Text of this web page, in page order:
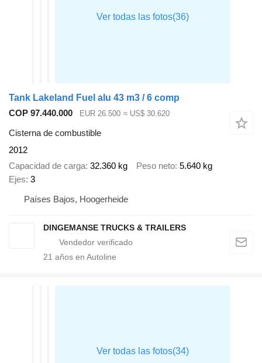
Tank Lakeland Fuel alu 43 m3 / 6 comp
COP 97.440.000
EUR 26.500 ≈ US$ 30.620
Cisterna de combustible
2012
Capacidad de carga 32.360 kg Peso neto 5.640 kg
Ejes 3
Países Bajos, Hoogerheide
DINGEMANSE TRUCKS & TRAILERS
21 años en Autoline